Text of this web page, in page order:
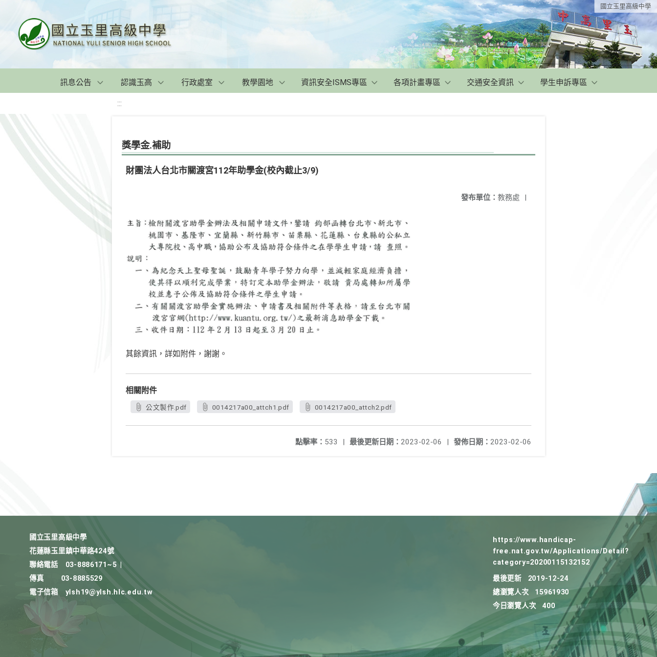
國立玉里高級中學
訊息公告 認識玉高 行政處室 教學園地 資訊安全ISMS專區 各項計畫專區 交通安全資訊 學生申訴專區
:::
獎學金.補助
財團法人台北市關渡宮112年助學金(校內截止3/9)
發布單位： 教務處 |
其餘資訊，詳如附件，謝謝。
相關附件
公文製作.pdf 0014217a00_attch1.pdf 0014217a00_attch2.pdf
發佈日期： 2023-02-06
最後更新日期： 2023-02-06 |
點擊率： 533 |
國立玉里高級中學
花蓮縣玉里鎮中華路424號
聯絡電話
03-8886171~5
傳真
03-8885529
電子信箱
ylsh19@ylsh.hlc.edu.tw
https://www.handicap-
free.nat.gov.tw/Applications/Detail?
category=20200115132152
最後更新
2019-12-24
總瀏覽人次
15961930
今日瀏覽人次
400